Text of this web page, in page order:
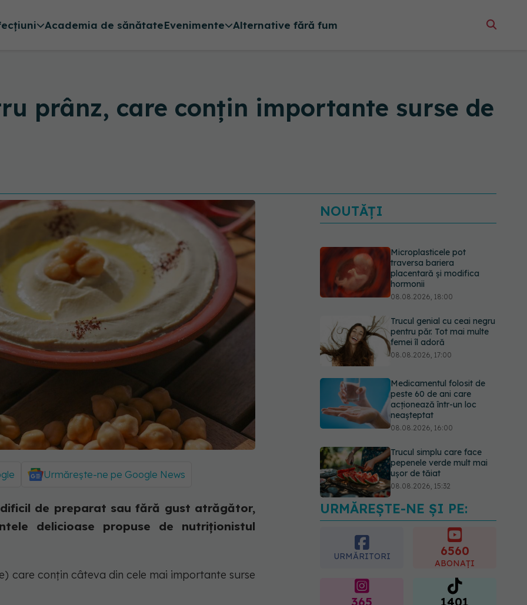
Academia de sănătateEvenimente Alternative fără fum
prânz, care conțin importante surse de
Urmărește-ne pe Google News
de preparat sau fără gust atrăgător,
delicioase propuse de nutriționistul
care conțin câteva din cele mai importante surse
NOUTĂȚI
Microplasticele pot
traversa bariera
placentară și modifica
hormonii
08.08.2026, 18:00
Trucul genial cu ceai negru
pentru păr. Tot mai multe
femei îl adoră
08.08.2026, 17:00
Medicamentul folosit de
peste 60 de ani care
acționează într-un loc
neașteptat
08.08.2026, 16:00
Trucul simplu care face
pepenele verde mult mai
ușor de tăiat
08.08.2026, 15:32
Ce poți mânca și ce
trebuie să eviți dacă ai
gastrită: exemplu de
meniu care reduce
inflamația stomacului
URMĂREȘTE-NE ȘI PE:
URMĂRITORI 6560
ABONAȚI
365 1401